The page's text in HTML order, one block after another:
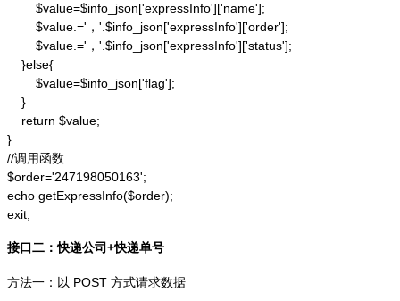
        $value=$info_json['expressInfo']['name'];
        $value.='，'.$info_json['expressInfo']['order'];
        $value.='，'.$info_json['expressInfo']['status'];
    }else{
        $value=$info_json['flag'];
    }
    return $value;
}
//调用函数
$order='247198050163';
echo getExpressInfo($order);
exit;
接口二：快递公司+快递单号
方法一：以 POST 方式请求数据